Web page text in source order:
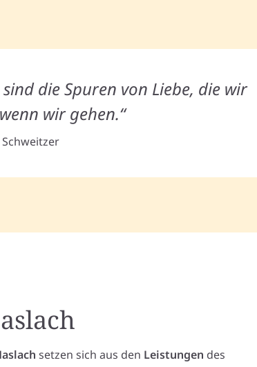
die Spuren von Liebe, die wir
wir gehen.“
setzen sich aus den Leistungen des